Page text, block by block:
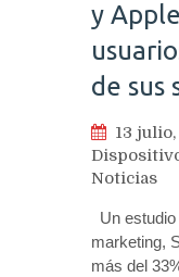
y
de sus
13
Noticias
Un
marketing,
más del